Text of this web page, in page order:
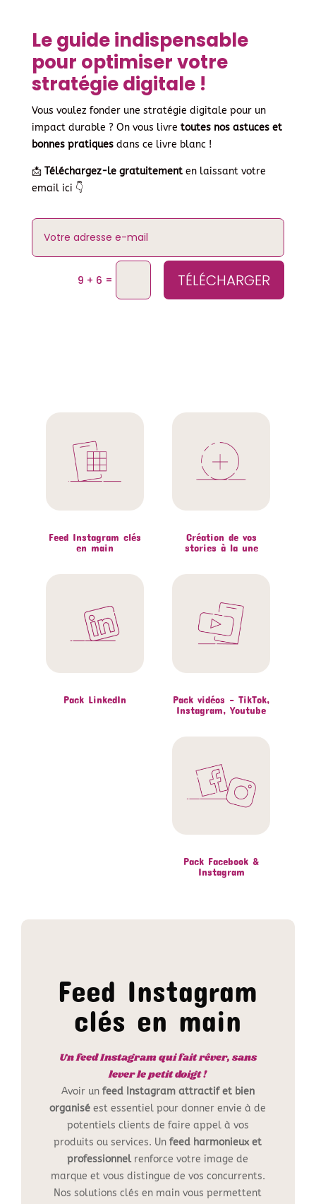
Le guide indispensable
pour optimiser votre
stratégie digitale !
Vous voulez fonder une stratégie digitale pour un
impact durable ? On vous livre toutes nos astuces et
bonnes pratiquesdans ce livre blanc !
📩 Téléchargez-le gratuitementen laissant votre
email ici 👇
9 + 6 = TÉLÉCHARGER
Feed Instagram clés
en main
Pack LinkedIn
Création de vos
stories à la une
Pack vidéos – TikTok,
Instagram, Youtube
Pack Facebook &
Instagram
Feed Instagram
clés en main
Un feed Instagram qui fait rêver, sans
lever le petit doigt !
Avoir unfeed Instagram attractif et bien
organisé est essentiel pour donner envie à de
potentiels clients de faire appel à vos
produits ou services. Unfeed harmonieux et
professionnelrenforce votre image de
marque et vous distingue de vos concurrents.
Nos solutions clés en main vous permettent